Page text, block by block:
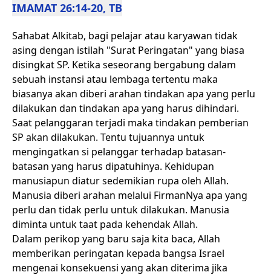
IMAMAT 26:14-20, TB
Sahabat Alkitab, bagi pelajar atau karyawan tidak
asing dengan istilah "Surat Peringatan" yang biasa
disingkat SP. Ketika seseorang bergabung dalam
sebuah instansi atau lembaga tertentu maka
biasanya akan diberi arahan tindakan apa yang perlu
dilakukan dan tindakan apa yang harus dihindari.
Saat pelanggaran terjadi maka tindakan pemberian
SP akan dilakukan. Tentu tujuannya untuk
mengingatkan si pelanggar terhadap batasan-
batasan yang harus dipatuhinya. Kehidupan
manusiapun diatur sedemikian rupa oleh Allah.
Manusia diberi arahan melalui FirmanNya apa yang
perlu dan tidak perlu untuk dilakukan. Manusia
diminta untuk taat pada kehendak Allah.
Dalam perikop yang baru saja kita baca, Allah
memberikan peringatan kepada bangsa Israel
mengenai konsekuensi yang akan diterima jika